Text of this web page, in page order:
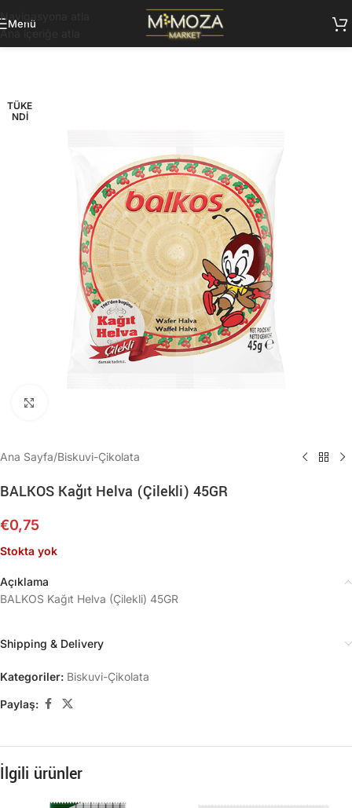
Navigasyona atla
Ana içeriğe atla
Menü
TÜKE
NDI
Ana Sayfa/Biskuvi-Çikolata
BALKOS Kağıt Helva (Çilekli) 45GR
€0,75
Stokta yok
Açıklama
BALKOS Kağıt Helva (Çilekli) 45GR
Shipping & Delivery
Kategoriler: Biskuvi-Çikolata
Paylaş:
İlgili ürünler